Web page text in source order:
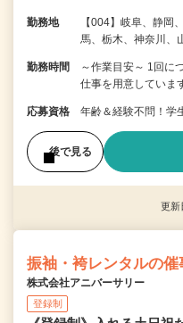
勤務地
【004】岐阜、静岡
馬、栃木、神奈川、
勤務時間
～作業目安～ 1回に
仕事を用意していま
応募資格 年齢＆経験不問！学
後で見る
更新
振袖・袴レンタルの
株式会社アニバーサリー
登録制